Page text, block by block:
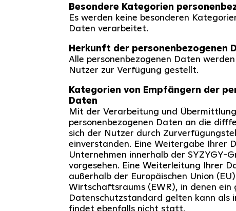
Besondere Kategorien
Es werden keine besonderen
Daten verarbeitet.
Herkunft der personenbezogenen
Alle personenbezogenen Daten
Nutzer zur Verfügung gestellt.
Kategorien von Empfängern der
Daten
Mit der Verarbeitung und
personenbezogenen Daten an die
sich der Nutzer durch
einverstanden. Eine Weitergabe Ihrer
Unternehmen innerhalb der SYZYGY-
vorgesehen. Eine Weiterleitung Ihrer
außerhalb der Europäischen Union
Wirtschaftsraums (EWR), in denen ein
Datenschutzstandard gelten kann als
findet ebenfalls nicht statt.